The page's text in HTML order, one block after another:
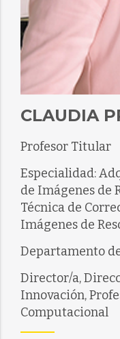
CLAUDIA
Profesor Titular
Especialidad:
de Imágenes de
Técnica de
Imágenes de
Departamento
Director/a,
Innovación,
Computacional